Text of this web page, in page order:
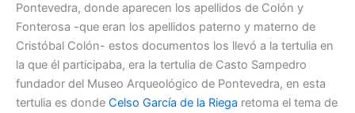
Pontevedra, donde aparecen los apellidos de Colón y
Fonterosa -que eran los apellidos paterno y materno de
Cristóbal Colón- estos documentos los llevó a la tertulia en
la que él participaba, era la tertulia de Casto Sampedro
fundador del Museo Arqueológico de Pontevedra, en esta
tertulia es donde Celso García de la Riega retoma el tema de